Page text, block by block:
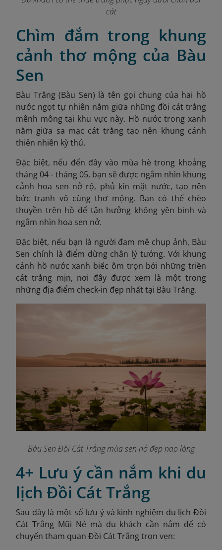
cát
Chìm đắm trong khung
cảnh thơ mộng của Bàu
Sen
Bàu Trắng (Bàu Sen) là tên gọi chung của hai hồ
nước ngọt tự nhiên nằm giữa những đồi cát trắng
mênh mông tại khu vực này. Hồ nước trong xanh
nằm giữa sa mạc cát trắng tạo nên khung cảnh
thiên nhiên kỳ thú.
Đặc biệt, nếu đến đây vào mùa hè trong khoảng
tháng 04 - tháng 05, bạn sẽ được ngắm nhìn khung
cảnh hoa sen nở rộ, phủ kín mặt nước, tạo nên
bức tranh vô cùng thơ mộng. Bạn có thể chèo
thuyền trên hồ để tận hưởng không yên bình và
ngắm nhìn hoa sen nở.
Đặc biệt, nếu bạn là người đam mê chụp ảnh, Bàu
Sen chính là điểm dừng chân lý tưởng. Với khung
cảnh hồ nước xanh biếc ôm trọn bởi những triền
cát trắng mịn, nơi đây được xem là một trong
những địa điểm check-in đẹp nhất tại Bàu Trắng.
Bàu Sen Đồi Cát Trắng mùa sen nở đẹp nao lòng
4+ Lưu ý cần nắm khi du
lịch Đồi Cát Trắng
Sau đây là một số lưu ý và kinh nghiệm du lịch Đồi
Cát Trắng Mũi Né mà du khách cần nắm để có
chuyến tham quan Đồi Cát Trắng trọn vẹn: